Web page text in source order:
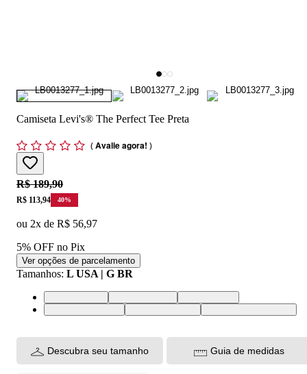
Camiseta Levi's® The Perfect Tee Preta
(Avalie agora! )
Original price:
R$ 189,90
Price:
R$ 113,94 40%
ou 2x de R$ 56,97
5% OFF no Pix
Ver opções de parcelamento
Tamanhos: L USA | G BR
L USA | G BRM USA | M BRS USA | P BR
XL USA | GG BRXS USA | PP BRXXL USA | EGG BR
Descubra seu tamanho Guia de medidas